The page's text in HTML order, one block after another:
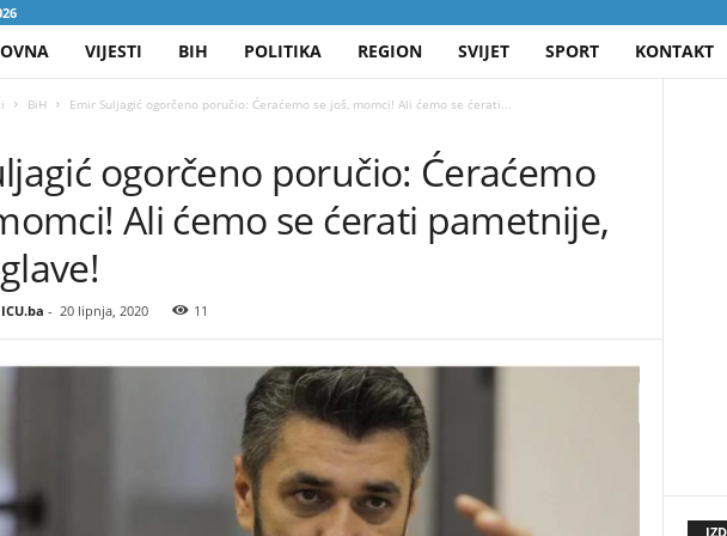
VIJESTI BIH POLITIKA REGION SVIJET SPORT KONTAKT
BiH Emir Suljagić ogorčeno poručio: Ćeraćemo se još, momci! Ali ćemo se ćerati...
ogorčeno poručio: Ćeraćemo
Ali ćemo se ćerati pametnije,
- 20 lipnja, 2020 11